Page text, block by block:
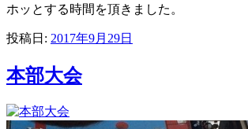
ホッとする時間を頂きました。
投稿日: 2017年9月29日
本部大会